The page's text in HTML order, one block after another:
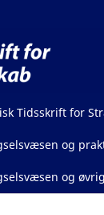
Tidsskrift for
og
og